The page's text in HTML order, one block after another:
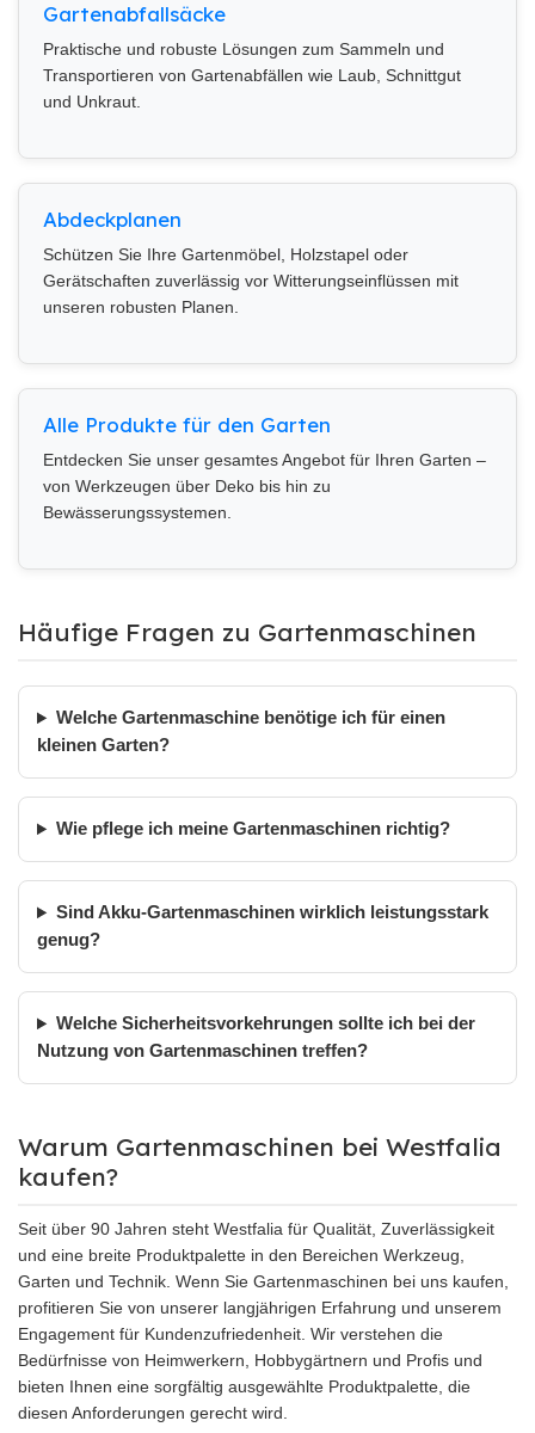
Gartenabfallsäcke
Praktische und robuste Lösungen zum Sammeln und
Transportieren von Gartenabfällen wie Laub, Schnittgut
und Unkraut.
Abdeckplanen
Schützen Sie Ihre Gartenmöbel, Holzstapel oder
Gerätschaften zuverlässig vor Witterungseinflüssen mit
unseren robusten Planen.
Alle Produkte für den Garten
Entdecken Sie unser gesamtes Angebot für Ihren Garten –
von Werkzeugen über Deko bis hin zu
Bewässerungssystemen.
Häufige Fragen zu Gartenmaschinen
Welche Gartenmaschine benötige ich für einen
kleinen Garten?
Wie pflege ich meine Gartenmaschinen richtig?
Sind Akku-Gartenmaschinen wirklich leistungsstark
genug?
Welche Sicherheitsvorkehrungen sollte ich bei der
Nutzung von Gartenmaschinen treffen?
Warum Gartenmaschinen bei Westfalia
kaufen?
Seit über 90 Jahren steht Westfalia für Qualität, Zuverlässigkeit
und eine breite Produktpalette in den Bereichen Werkzeug,
Garten und Technik. Wenn Sie Gartenmaschinen bei uns kaufen,
profitieren Sie von unserer langjährigen Erfahrung und unserem
Engagement für Kundenzufriedenheit. Wir verstehen die
Bedürfnisse von Heimwerkern, Hobbygärtnern und Profis und
bieten Ihnen eine sorgfältig ausgewählte Produktpalette, die
diesen Anforderungen gerecht wird.